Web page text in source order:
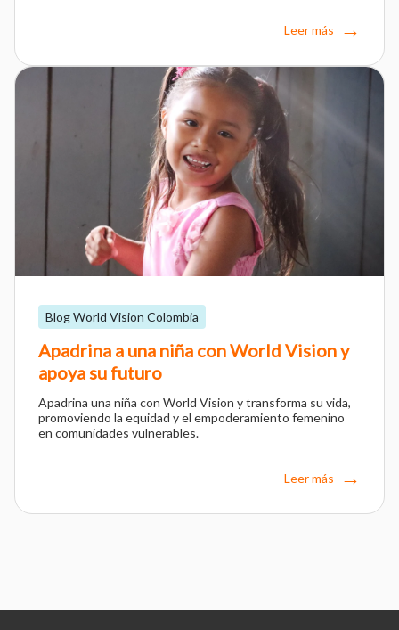
Leer más
Blog World Vision Colombia
Apadrina a una niña con World Vision y
apoya su futuro
Apadrina una niña con World Vision y transforma su vida,
promoviendo la equidad y el empoderamiento femenino
en comunidades vulnerables.
Leer más